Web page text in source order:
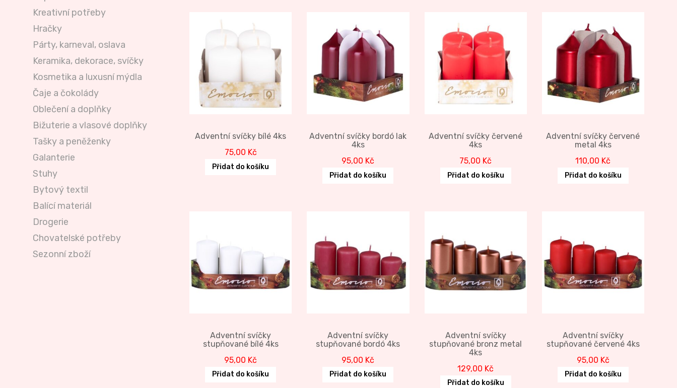
Adventní svíčky bílé 4ks
75,00 Kč
Přidat do košíku
Adventní svíčky bordó lak
4ks
95,00 Kč
Přidat do košíku
Adventní svíčky červené
4ks
75,00 Kč
Přidat do košíku
Adventní svíčky červené
metal 4ks
110,00 Kč
Přidat do košíku
Adventní svíčky
stupňované bílé 4ks
95,00 Kč
Přidat do košíku
Adventní svíčky
stupňované bordó 4ks
95,00 Kč
Přidat do košíku
Adventní svíčky
stupňované bronz metal
4ks
129,00 Kč
Přidat do košíku
Adventní svíčky
stupňované červené 4ks
95,00 Kč
Přidat do košíku
Kreativní potřeby
Hračky
Párty, karneval, oslava
Keramika, dekorace, svíčky
Kosmetika a luxusní mýdla
Čaje a čokolády
Oblečení a doplňky
Bižuterie a vlasové doplňky
Tašky a peněženky
Galanterie
Stuhy
Bytový textil
Balící materiál
Drogerie
Chovatelské potřeby
Sezonní zboží